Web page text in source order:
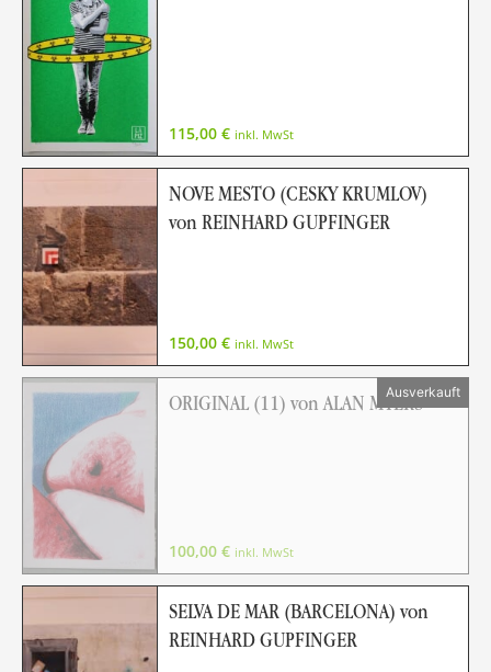
115,00 € inkl. MwSt
NOVE MESTO (CESKY KRUMLOV)
von REINHARD GUPFINGER
150,00 € inkl. MwSt
ORIGINAL (11) von ALAN MYERS
100,00 € inkl. MwSt
SELVA DE MAR (BARCELONA) von
REINHARD GUPFINGER